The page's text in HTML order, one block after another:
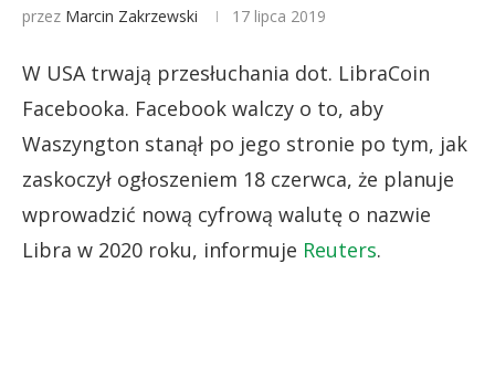
przez Marcin Zakrzewski 17 lipca 2019
W USA trwają przesłuchania dot. LibraCoin
Facebooka. Facebook walczy o to, aby
Waszyngton stanął po jego stronie po tym, jak
zaskoczył ogłoszeniem 18 czerwca, że ​​planuje
wprowadzić nową cyfrową walutę o nazwie
Libra w 2020 roku, informuje Reuters.